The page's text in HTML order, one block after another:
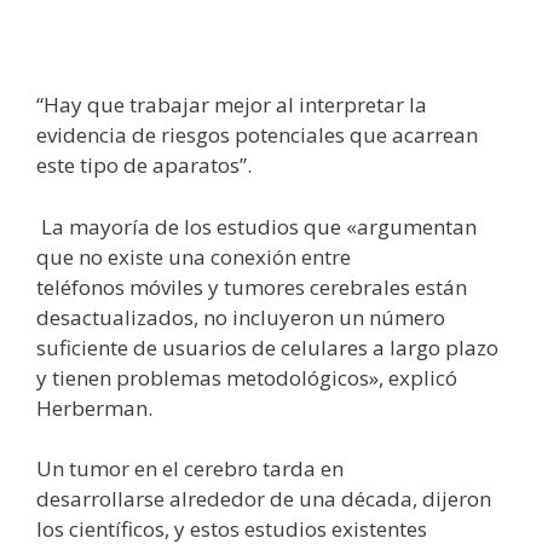
“Hay que trabajar mejor al interpretar la
evidencia de riesgos potenciales que acarrean
este tipo de aparatos”.
La mayoría de los estudios que «argumentan
que no existe una conexión entre
teléfonos móviles y tumores cerebrales están
desactualizados, no incluyeron un número
suficiente de usuarios de celulares a largo plazo
y tienen problemas metodológicos», explicó
Herberman.
Un tumor en el cerebro tarda en
desarrollarse alrededor de una década, dijeron
los científicos, y estos estudios existentes